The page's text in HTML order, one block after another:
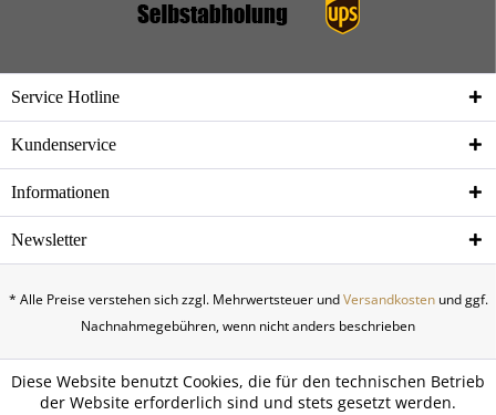
Service Hotline
Kundenservice
Informationen
Newsletter
* Alle Preise verstehen sich zzgl. Mehrwertsteuer undVersandkostenund ggf.
Nachnahmegebühren, wenn nicht anders beschrieben
Diese Website benutzt Cookies, die für den technischen Betrieb
der Website erforderlich sind und stets gesetzt werden.